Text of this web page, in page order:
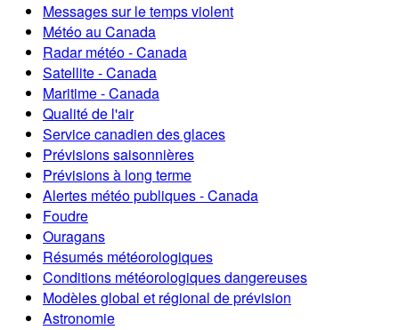
Messages sur le temps violent
Météo au Canada
Radar météo - Canada
Satellite - Canada
Maritime - Canada
Qualité de l'air
Service canadien des glaces
Prévisions saisonnières
Prévisions à long terme
Alertes météo publiques - Canada
Foudre
Ouragans
Résumés météorologiques
Conditions météorologiques dangereuses
Modèles global et régional de prévision
Astronomie